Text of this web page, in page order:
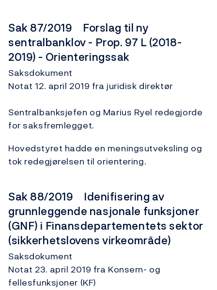
Sak 87/2019 Forslag til ny
sentralbanklov - Prop. 97 L (2018-
2019) - Orienteringssak
Saksdokument
Notat 12. april 2019 fra juridisk direktør
Sentralbanksjefen og Marius Ryel redegjorde
for saksfremlegget.
Hovedstyret hadde en meningsutveksling og
tok redegjørelsen til orientering.
Sak 88/2019 Idenifisering av
grunnleggende nasjonale funksjoner
(GNF) i Finansdepartementets sektor
(sikkerhetslovens virkeområde)
Saksdokument
Notat 23. april 2019 fra Konsern- og
fellesfunksjoner (KF)